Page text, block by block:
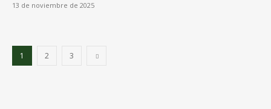
13 de noviembre de 2025
1 2 3